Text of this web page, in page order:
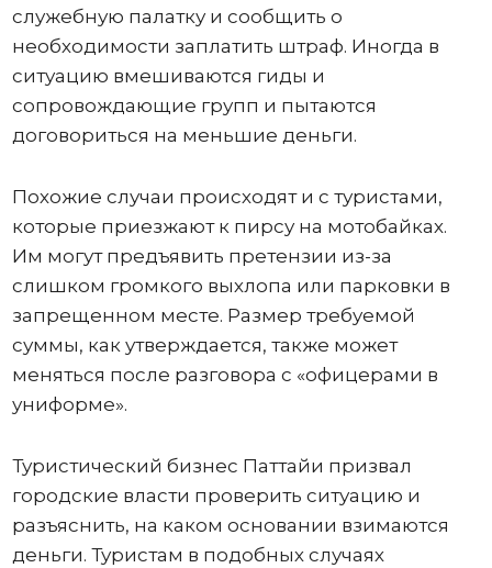
служебную палатку и сообщить о
необходимости заплатить штраф. Иногда в
ситуацию вмешиваются гиды и
сопровождающие групп и пытаются
договориться на меньшие деньги.
Похожие случаи происходят и с туристами,
которые приезжают к пирсу на мотобайках.
Им могут предъявить претензии из-за
слишком громкого выхлопа или парковки в
запрещенном месте. Размер требуемой
суммы, как утверждается, также может
меняться после разговора с «офицерами в
униформе».
Туристический бизнес Паттайи призвал
городские власти проверить ситуацию и
разъяснить, на каком основании взимаются
деньги. Туристам в подобных случаях